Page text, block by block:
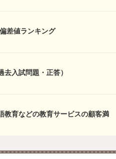
差値ランキング
入試問題・正答）
教育などの教育サービスの顧客満